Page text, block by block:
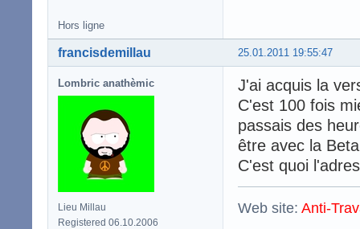
Hors ligne
25.01.2011 19:55:47
francisdemillau
Lombric anathèmic
Lieu Millau
Registered 06.10.2006
J'ai acquis la
C'est 100 fois
passais des
être avec la
C'est quoi
Web site: Anti-